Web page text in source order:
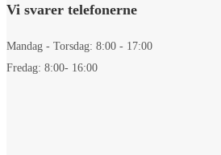
Vi svarer telefonerne
Mandag - Torsdag: 8:00 - 17:00
Fredag: 8:00- 16:00